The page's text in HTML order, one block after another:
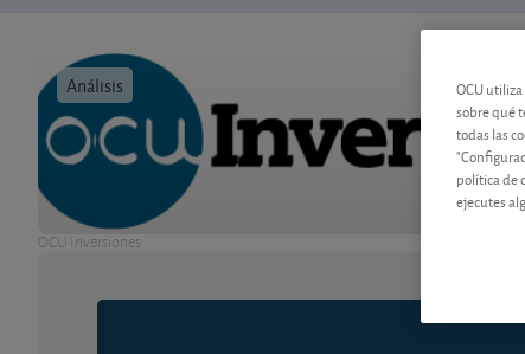
Análisis Tiempo
OCU Inversiones
OCU
sobre qué
todas las
política de
ejecutes